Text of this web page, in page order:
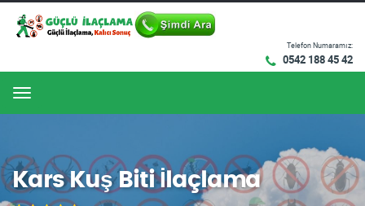
Telefon Numaramız:
0542 188 45 42
Menu
Kars Kuş Biti İlaçlama